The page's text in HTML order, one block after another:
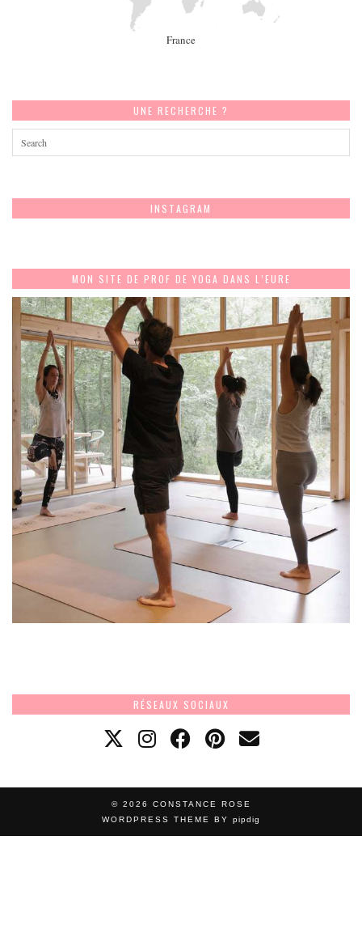
France
UNE RECHERCHE ?
INSTAGRAM
MON SITE DE PROF DE YOGA DANS L’EURE
RÉSEAUX SOCIAUX
© 2026 CONSTANCE ROSE
WORDPRESS THEME BY pipdig